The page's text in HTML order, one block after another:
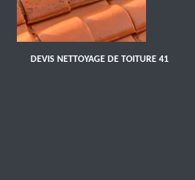
DEVIS NETTOYAGE DE TOITURE 41